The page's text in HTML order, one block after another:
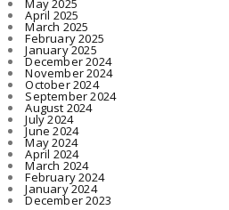
May 2025
April 2025
March 2025
February 2025
January 2025
December 2024
November 2024
October 2024
September 2024
August 2024
July 2024
June 2024
May 2024
April 2024
March 2024
February 2024
January 2024
December 2023